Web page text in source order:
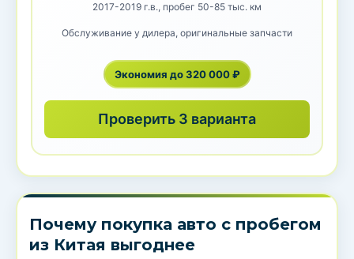
2017-2019 г.в., пробег 50-85 тыс. км
Обслуживание у дилера, оригинальные запчасти
Экономия до 320 000 ₽
Проверить 3 варианта
Почему покупка авто с пробегом
из Китая выгоднее